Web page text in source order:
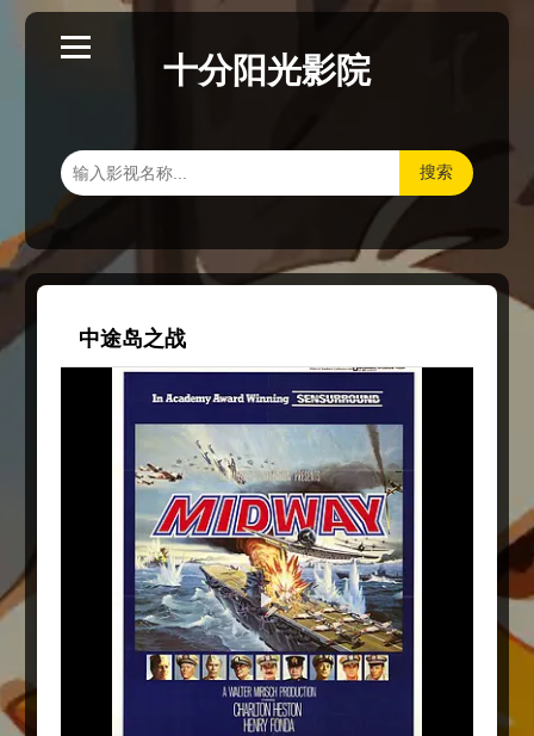
十分阳光影院
搜索
中途岛之战